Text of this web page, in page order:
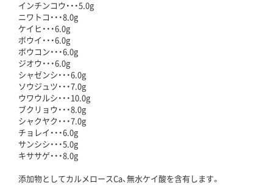
インチンコウ・・・5.0g
ニワトコ・・・8.0g
ケイヒ・・・6.0g
ボウイ・・・6.0g
ボウコン・・・6.0g
ジオウ・・・6.0g
シャゼンシ・・・6.0g
ソウジュツ・・・7.0g
ウワウルシ・・・10.0g
ブクリョウ・・・8.0g
シャクヤク・・・7.0g
チョレイ・・・6.0g
サンシシ・・・5.0g
キササゲ・・・8.0g
添加物としてカルメロースCa、無水ケイ酸を含有します。